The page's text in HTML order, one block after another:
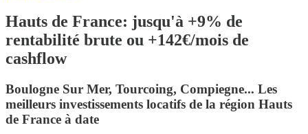
Hauts de France: jusqu'à +9% de
rentabilité brute ou +142€/mois de
cashflow
Boulogne Sur Mer, Tourcoing, Compiegne... Les
meilleurs investissements locatifs de la région Hauts
de France à date